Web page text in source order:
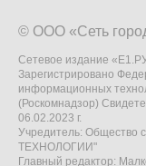
© ООО «Сеть
Сетевое издание
Зарегистрировано
информационных
(Роскомнадзор)
06.02.2023 г.
Учредитель: Общество
ТЕХНОЛОГИИ"
Главный редактор: